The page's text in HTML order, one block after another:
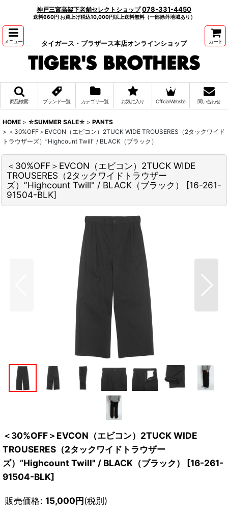
神戸三宮高架下老舗セレクトショップ 078-331-4450
送料660円 お買上げ税込10,000円以上送料無料（一部除外地域あり）
メニュー タイガース・ブラザース本店オンラインショップ カート
商品検索 ブランド一覧 カテゴリ一覧 お気に入り Official Website 問い合わせ
HOME > ☆SUMMER SALE☆ > PANTS
> ＜30%OFF＞EVCON（エビコン）2TUCK WIDE TROUSERES（2タックワイド
トラウザーズ）”Highcount Twill" / BLACK（ブラック）
＜30%OFF＞EVCON（エビコン）2TUCK WIDE
TROUSERES（2タックワイドトラウザー
ズ）”Highcount Twill" / BLACK（ブラック）
[16-261-
91504-BLK]
＜30%OFF＞EVCON（エビコン）2TUCK WIDE
TROUSERES（2タックワイドトラウザー
ズ）”Highcount Twill" / BLACK（ブラック）
[16-261-
91504-BLK]
販売価格: 15,000円(税別)